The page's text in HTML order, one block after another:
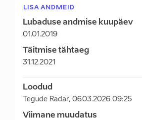
LISA ANDMEID
Lubaduse andmise kuupäev
01.01.2019
Täitmise tähtaeg
31.12.2021
Loodud
Tegude Radar, 06.03.2026 09:25
Viimane muudatus